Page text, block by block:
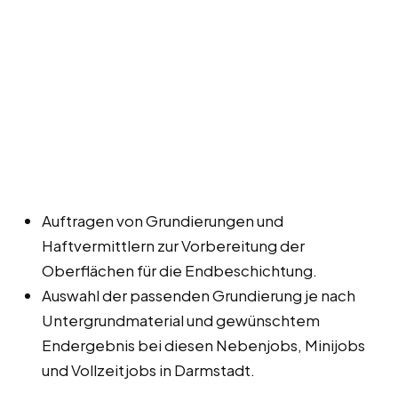
Auftragen von Grundierungen und
Haftvermittlern zur Vorbereitung der
Oberflächen für die Endbeschichtung.
Auswahl der passenden Grundierung je nach
Untergrundmaterial und gewünschtem
Endergebnis bei diesen Nebenjobs, Minijobs
und Vollzeitjobs in Darmstadt.